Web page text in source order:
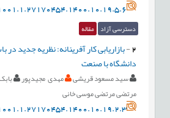
دسترسی آزاد مقاله
2
-بازاریابی کار آفرینانه: نظریه جدید در
دانشگاه با صنعت
سید مسعود قریشی مهدی مجیدپور
مرتضی مرتضی موسی خانی